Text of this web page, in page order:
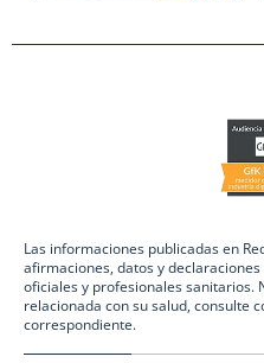
Las informaciones publicadas en
afirmaciones, datos y
oficiales y profesionales sanitarios.
relacionada con su salud, consulte
correspondiente.